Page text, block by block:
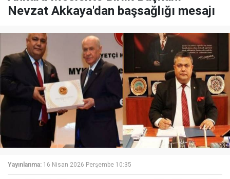
Nevzat Akkaya'dan başsağlığı mesajı
Yayınlanma: 16 Nisan 2026 Perşembe 10:35